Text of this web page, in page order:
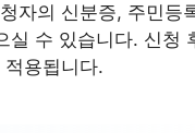
자의 신분증, 주민등
실 수 있습니다. 신청
용됩니다.